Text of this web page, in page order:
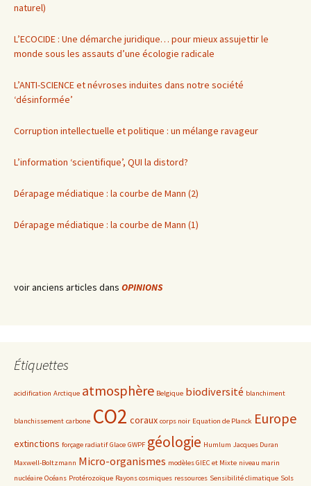
naturel)
L’ECOCIDE : Une démarche juridique… pour mieux assujettir le
monde sous les assauts d’une écologie radicale
L’ANTI-SCIENCE et névroses induites dans notre société
‘désinformée’
Corruption intellectuelle et politique : un mélange ravageur
L’information ‘scientifique’, QUI la distord?
Dérapage médiatique : la courbe de Mann (2)
Dérapage médiatique : la courbe de Mann (1)
voir anciens articles dans OPINIONS
Étiquettes
acidification Arctique atmosphère Belgique biodiversité blanchiment
blanchissement carbone CO2 coraux corps noir Equation de Planck Europe
extinctions forçage radiatif Glace GWPF géologie Humlum Jacques Duran
Maxwell-Boltzmann Micro-organismes modèles GIEC et Mixte niveau marin
nucléaire Océans Protérozoïque Rayons cosmiques ressources Sensibilité climatique Sols